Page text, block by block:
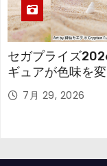
セガプライズ
ギュアが色味を
7月 29, 2026